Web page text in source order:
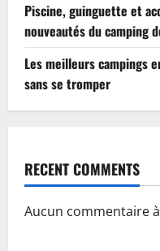
Piscine, guinguette et
nouveautés du camping
Les meilleurs campings
sans se tromper
RECENT COMMENTS
Aucun commentaire